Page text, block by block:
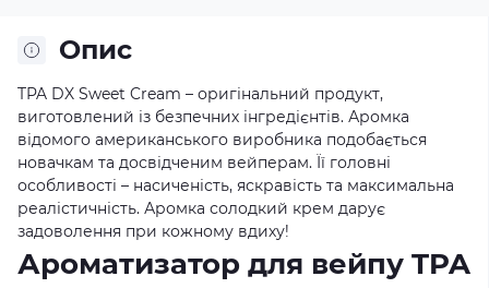
Опис
TPA DX Sweet Cream – оригінальний продукт,
виготовлений із безпечних інгредієнтів. Аромка
відомого американського виробника подобається
новачкам та досвідченим вейперам. Її головні
особливості – насиченість, яскравість та максимальна
реалістичність. Аромка солодкий крем дарує
задоволення при кожному вдиху!
Ароматизатор для вейпу TPA